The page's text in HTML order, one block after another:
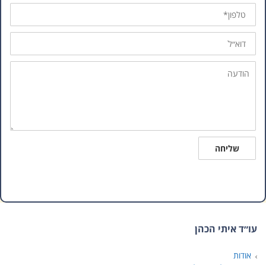
טלפון
דוא״ל
הודעה
שליחה
עו״ד איתי הכהן
אודות